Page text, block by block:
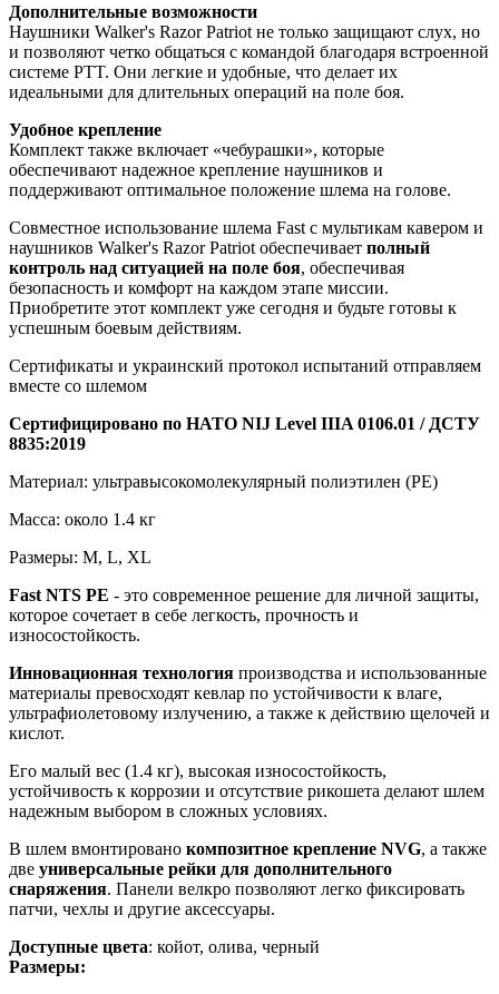
Дополнительные возможности
Наушники Walker's Razor Patriot не только защищают слух, но
и позволяют четко общаться с командой благодаря встроенной
системе PTT. Они легкие и удобные, что делает их
идеальными для длительных операций на поле боя.
Удобное крепление
Комплект также включает «чебурашки», которые
обеспечивают надежное крепление наушников и
поддерживают оптимальное положение шлема на голове.
Совместное использование шлема Fast с мультикам кавером и
наушников Walker's Razor Patriot обеспечивает полный
контроль над ситуацией на поле боя, обеспечивая
безопасность и комфорт на каждом этапе миссии.
Приобретите этот комплект уже сегодня и будьте готовы к
успешным боевым действиям.
Сертификаты и украинский протокол испытаний отправляем
вместе со шлемом
Сертифицировано по НАТО NIJ Level IIIA 0106.01 / ДСТУ
8835:2019
Материал: ультравысокомолекулярный полиэтилен (PE)
Масса: около 1.4 кг
Размеры: M, L, XL
Fast NTS РЕ - это современное решение для личной защиты,
которое сочетает в себе легкость, прочность и
износостойкость.
Инновационная технология производства и использованные
материалы превосходят кевлар по устойчивости к влаге,
ультрафиолетовому излучению, а также к действию щелочей и
кислот.
Его малый вес (1.4 кг), высокая износостойкость,
устойчивость к коррозии и отсутствие рикошета делают шлем
надежным выбором в сложных условиях.
В шлем вмонтировано композитное крепление NVG, а также
две универсальные рейки для дополнительного
снаряжения. Панели велкро позволяют легко фиксировать
патчи, чехлы и другие аксессуары.
Доступные цвета: койот, олива, черный
Размеры: